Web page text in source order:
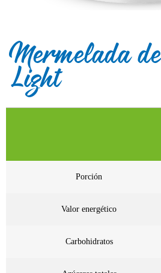
Mermelada
Light
Porción
Valor energético
Carbohidratos